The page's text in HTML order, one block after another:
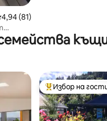
оценка: 4,94 от 5, 81
4,94 (81)
Най-популярен
Избор на